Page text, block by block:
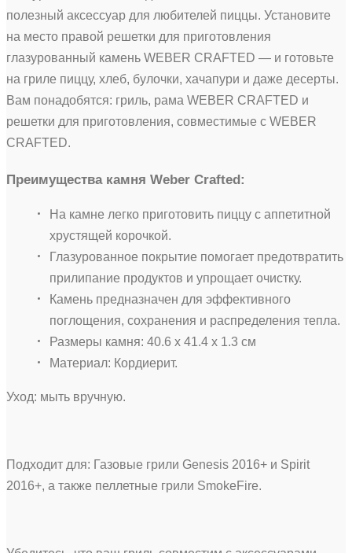
полезный аксессуар для любителей пиццы. Установите
на место правой решетки для приготовления
глазурованный камень WEBER CRAFTED — и готовьте
на гриле пиццу, хлеб, булочки, хачапури и даже десерты.
Вам понадобятся: гриль, рама WEBER CRAFTED и
решетки для приготовления, совместимые с WEBER
CRAFTED.
Преимущества камня Weber Crafted:
На камне легко приготовить пиццу с аппетитной
хрустящей корочкой.
Глазурованное покрытие помогает предотвратить
прилипание продуктов и упрощает очистку.
Камень предназначен для эффективного
поглощения, сохранения и распределения тепла.
Размеры камня: 40.6 х 41.4 х 1.3 см
Материал: Кордиерит.
Уход: мыть вручную.
Подходит для: Газовые грили Genesis 2016+ и Spirit
2016+, а также пеллетные грили SmokeFire.